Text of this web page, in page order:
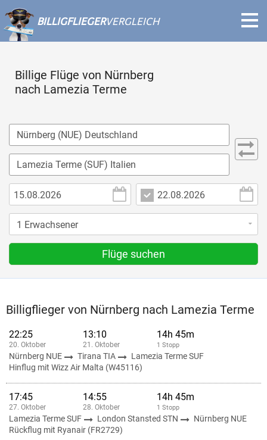
BILLIGFLIEGERVERGLEICH
Billige Flüge von Nürnberg
nach Lamezia Terme
Flüge suchen
Billigflieger von Nürnberg nach Lamezia Terme
22:25
20. Oktober
13:10
21. Oktober
14h 45m
1 Stopp
Nürnberg NUE Tirana TIA
Lamezia Terme SUF
Hinflug mit Wizz Air Malta (W45116)
17:45
27. Oktober
14:55
28. Oktober
14h 45m
1 Stopp
Lamezia Terme SUF London Stansted STN
Nürnberg NUE
Rückflug mit Ryanair (FR2729)